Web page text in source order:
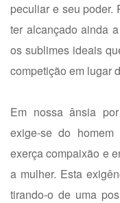
peculiar e seu poder.
ter alcançado ainda
os sublimes ideais
competição em lugar
Em nossa ânsia
exige-se do
exerça compaixão e
a mulher. Esta
tirando-o de uma